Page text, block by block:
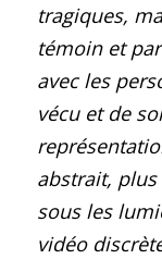
tragiques,
témoin et
avec les
vécu et de
abstrait,
sous les
vidéo